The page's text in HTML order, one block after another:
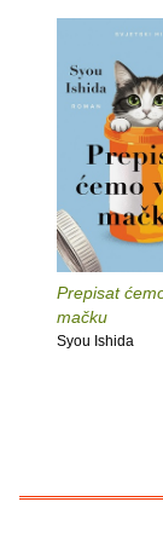
Prepisat
mačku
Syou Ishida